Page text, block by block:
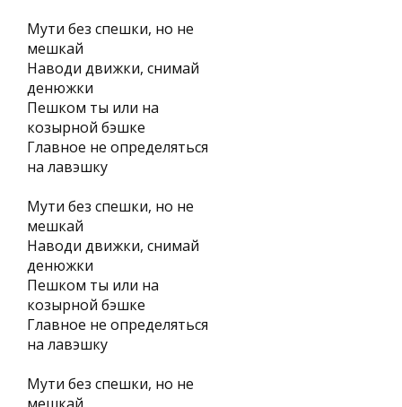
Мути без спешки, но не
мешкай
Наводи движки, снимай
денюжки
Пешком ты или на
козырной бэшке
Главное не определяться
на лавэшку
Мути без спешки, но не
мешкай
Наводи движки, снимай
денюжки
Пешком ты или на
козырной бэшке
Главное не определяться
на лавэшку
Мути без спешки, но не